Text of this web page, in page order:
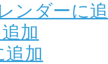
ンダーに
加
追加